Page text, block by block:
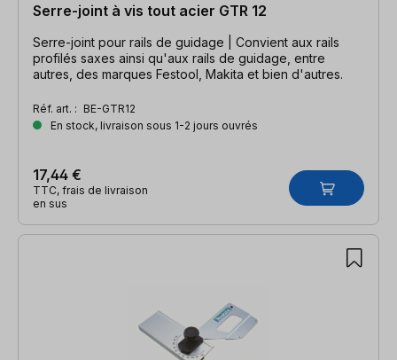
Serre-joint à vis tout acier GTR 12
Serre-joint pour rails de guidage | Convient aux rails
profilés saxes ainsi qu'aux rails de guidage, entre
autres, des marques Festool, Makita et bien d'autres.
Réf. art. : BE-GTR12
En stock, livraison sous 1-2 jours ouvrés
17,44 €
TTC, frais de livraison
en sus